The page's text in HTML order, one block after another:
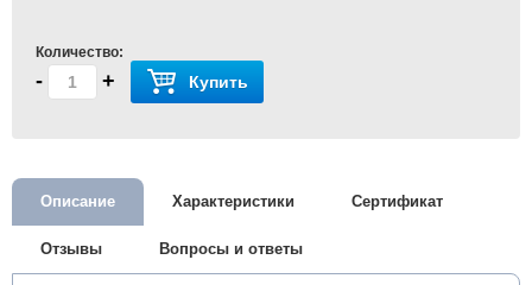
Количество:
- + Купить
Описание Характеристики Сертификат
Отзывы Вопросы и ответы